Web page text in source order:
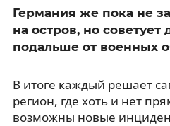
Германия же пока не
на остров, но советует
подальше от военных
В итоге каждый решает
регион, где хоть и нет
возможны новые